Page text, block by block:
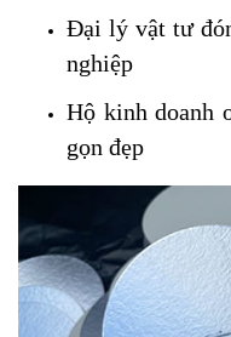
Đại lý vật tư
nghiệp
Hộ kinh doanh
gọn đẹp